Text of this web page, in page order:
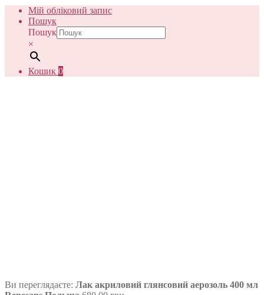
Мій обліковий запис
Пошук
Пошук
×
Кошик 0
Ви переглядаєте: Лак акриловий глянсовий аерозоль 400 мл